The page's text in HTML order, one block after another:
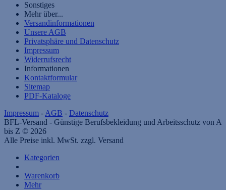
Sonstiges
Mehr über...
Versandinformationen
Unsere AGB
Privatsphäre und Datenschutz
Impressum
Widerrufsrecht
Informationen
Kontaktformular
Sitemap
PDF-Kataloge
Impressum - AGB - Datenschutz
BFL-Versand - Günstige Berufsbekleidung und Arbeitsschutz von A
bis Z © 2026
Alle Preise inkl. MwSt. zzgl. Versand
Kategorien
Warenkorb
Mehr